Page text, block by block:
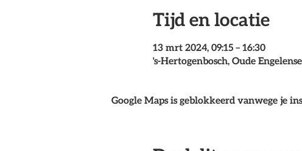
Tijd en locatie
13 mrt 2024, 09:15 – 16:30
's-Hertogenbosch, Oude
Google Maps is geblokkeerd vanwege je